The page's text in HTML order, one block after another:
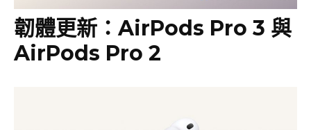
韌體更新：AirPods Pro 3 與
AirPods Pro 2